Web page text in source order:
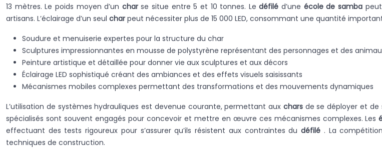
13 mètres. Le poids moyen d’un charse situe entre 5 et 10 tonnes. Ledéfilé d’une école de samba
artisans. L’éclairage d’un seul char peut nécessiter plus de 15 000 LED, consommant une quantité
Soudure et menuiserie expertes pour la structure du char
Sculptures impressionnantes en mousse de polystyrène représentant des personnages et des
Peinture artistique et détaillée pour donner vie aux sculptures et aux décors
Éclairage LED sophistiqué créant des ambiances et des effets visuels saisissants
Mécanismes mobiles complexes permettant des transformations et des mouvements dynamiques
L’utilisation de systèmes hydrauliques est devenue courante, permettant aux chars de se déployer et de
spécialisés sont souvent engagés pour concevoir et mettre en œuvre ces mécanismes complexes. Les
effectuant des tests rigoureux pour s’assurer qu’ils résistent aux contraintes dudéfilé . La
techniques de construction.